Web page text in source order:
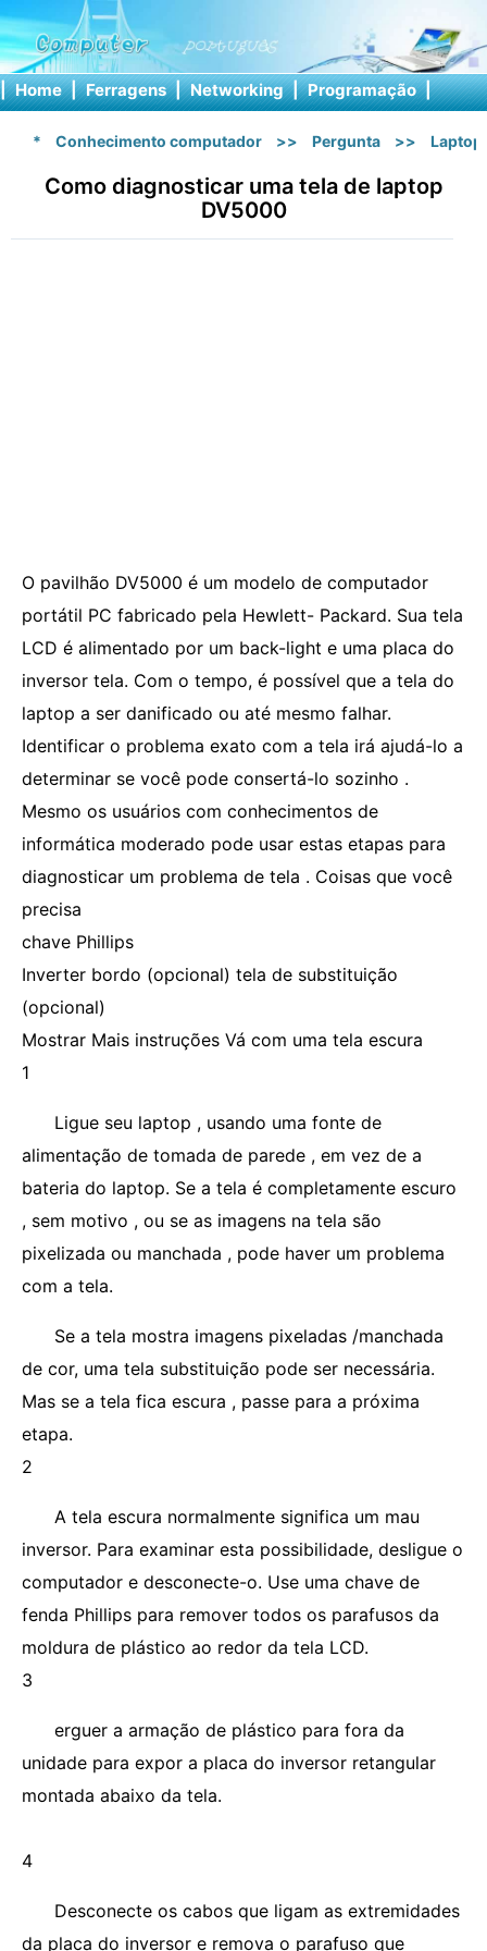
| Home | Ferragens | Networking | Programação |
* Conhecimento computador >> Pergunta >> Laptop
Como diagnosticar uma tela de laptop
DV5000
O pavilhão DV5000 é um modelo de computador
portátil PC fabricado pela Hewlett- Packard. Sua tela
LCD é alimentado por um back-light e uma placa do
inversor tela. Com o tempo, é possível que a tela do
laptop a ser danificado ou até mesmo falhar.
Identificar o problema exato com a tela irá ajudá-lo a
determinar se você pode consertá-lo sozinho .
Mesmo os usuários com conhecimentos de
informática moderado pode usar estas etapas para
diagnosticar um problema de tela . Coisas que você
precisa
chave Phillips
Inverter bordo (opcional) tela de substituição
(opcional)
Mostrar Mais instruções Vá com uma tela escura
1
Ligue seu laptop , usando uma fonte de
alimentação de tomada de parede , em vez de a
bateria do laptop. Se a tela é completamente escuro
, sem motivo , ou se as imagens na tela são
pixelizada ou manchada , pode haver um problema
com a tela.
Se a tela mostra imagens pixeladas /manchada
de cor, uma tela substituição pode ser necessária.
Mas se a tela fica escura , passe para a próxima
etapa.
2
A tela escura normalmente significa um mau
inversor. Para examinar esta possibilidade, desligue o
computador e desconecte-o. Use uma chave de
fenda Phillips para remover todos os parafusos da
moldura de plástico ao redor da tela LCD.
3
erguer a armação de plástico para fora da
unidade para expor a placa do inversor retangular
montada abaixo da tela.
4
Desconecte os cabos que ligam as extremidades
da placa do inversor e remova o parafuso que